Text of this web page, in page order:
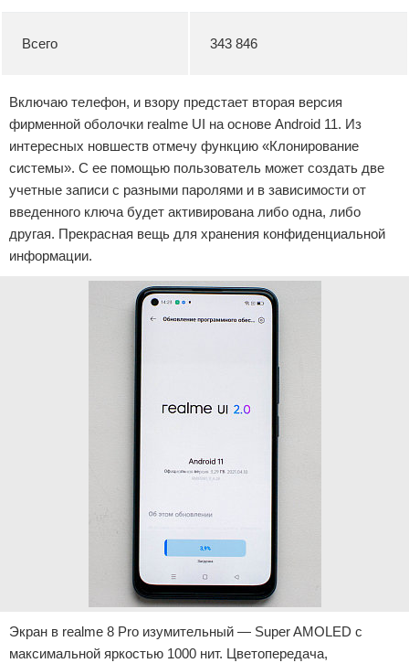
Всего 343 846
Включаю телефон, и взору предстает вторая версия
фирменной оболочки realme UI на основе Android 11. Из
интересных новшеств отмечу функцию «Клонирование
системы». С ее помощью пользователь может создать две
учетные записи с разными паролями и в зависимости от
введенного ключа будет активирована либо одна, либо
другая. Прекрасная вещь для хранения конфиденциальной
информации.
Экран в realme 8 Pro изумительный — Super AMOLED с
максимальной яркостью 1000 нит. Цветопередача,